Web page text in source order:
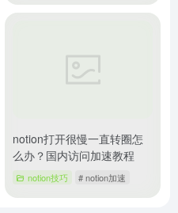
notion打开很慢一直转圈怎
么办？国内访问加速教程
notion技巧 # notion加速